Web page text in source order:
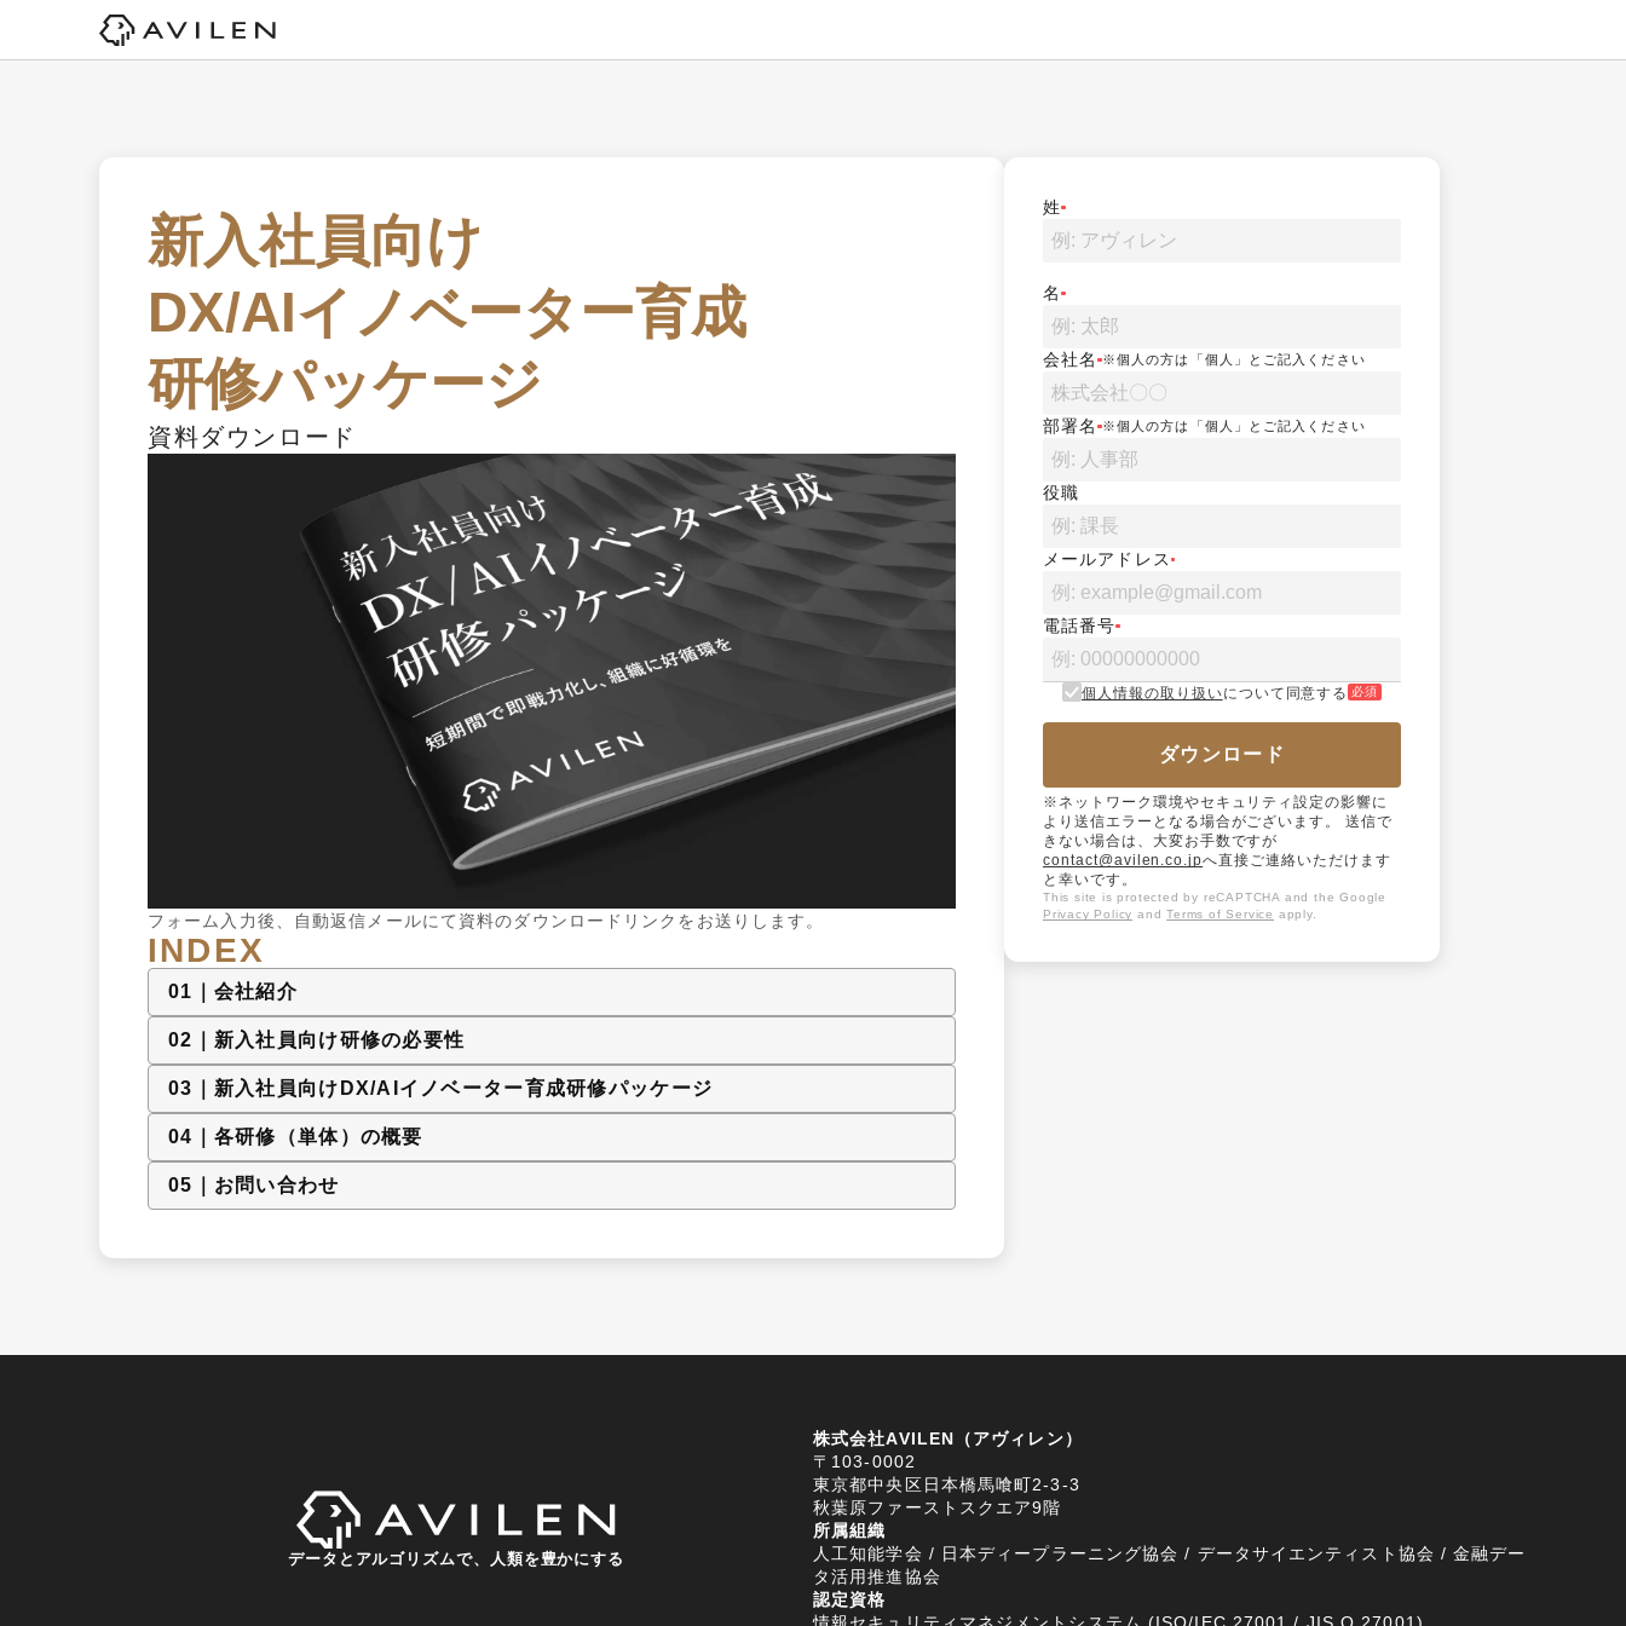
新入社員向け
DX/AIイノベーター育成
研修パッケージ
資料ダウンロード
フォーム入力後、自動返信メールにて資料のダウンロードリンクをお送りします。
INDEX
01 会社紹介
02 新入社員向け研修の必要性
03 新入社員向けDX/AIイノベーター育成研修パッケージ
04 各研修（単体）の概要
05 お問い合わせ
姓
名
会社名 ※個人の方は「個人」とご記入ください
部署名 ※個人の方は「個人」とご記入ください
役職
メールアドレス
電話番号
個人情報の取り扱いについて同意する 必須
ダウンロード
※ネットワーク環境やセキュリティ設定の影響に
より送信エラーとなる場合がございます。 送信で
きない場合は、大変お手数ですが
contact@avilen.co.jpへ直接ご連絡いただけます
と幸いです。
This site is protected by reCAPTCHA and the Google
Privacy Policy and Terms of Service apply.
データとアルゴリズムで、人類を豊かにする
株式会社AVILEN（アヴィレン）
〒103-0002
東京都中央区日本橋馬喰町2-3-3
秋葉原ファーストスクエア9階
所属組織
人工知能学会 / 日本ディープラーニング協会 / データサイエンティスト協会 / 金融デー
タ活用推進協会
認定資格
情報セキュリティマネジメントシステム (ISO/IEC 27001 / JIS Q 27001)